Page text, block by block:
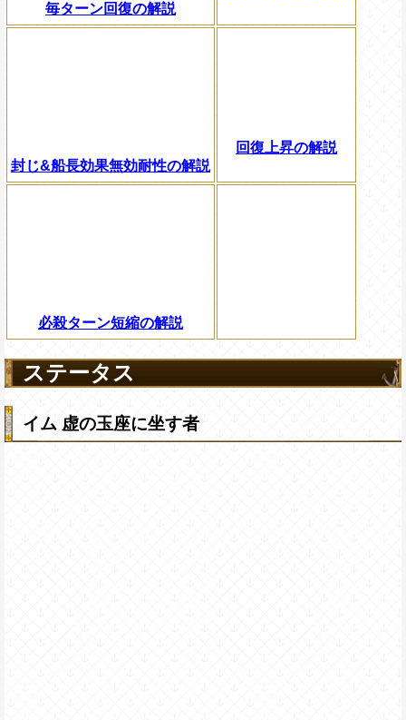
毎ターン回復の解説
封じ&船長効果無効耐性の解説
回復上昇の解説
必殺ターン短縮の解説
ステータス
イム 虚の玉座に坐す者